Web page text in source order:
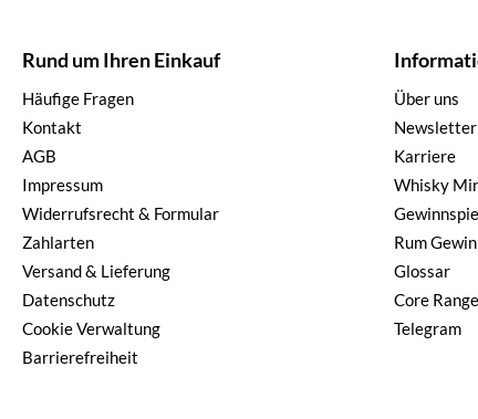
Rund um Ihren Einkauf
Häufige Fragen
Kontakt
AGB
Impressum
Widerrufsrecht & Formular
Zahlarten
Versand & Lieferung
Datenschutz
Cookie Verwaltung
Barrierefreiheit
Über uns
Newsletter
Karriere
Whisky
Rum
Glossar
Core Range
Telegram